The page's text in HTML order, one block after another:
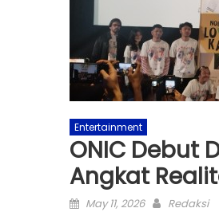
Entertainment
ONIC Debut
Angkat
Posted
May 11, 2026 Author
Redaksi